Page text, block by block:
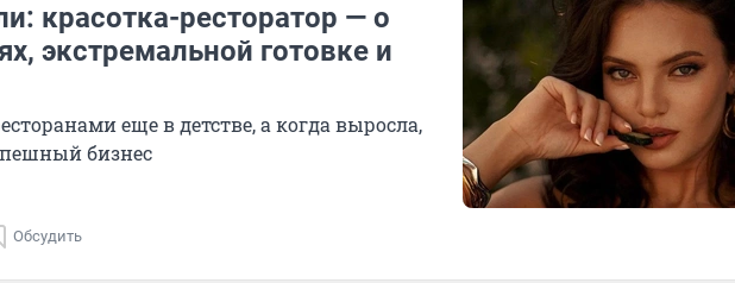
красотка-ресторатор — о
экстремальной готовке и
еще в детстве, а когда выросла,
бизнес
Обсудить